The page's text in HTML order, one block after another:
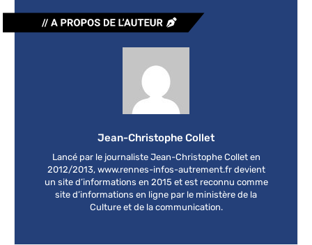
Jean-Christophe Collet
Lancé par le journaliste Jean-Christophe Collet en
2012/2013, www.rennes-infos-autrement.fr devient
un site d’informations en 2015 et est reconnu comme
site d’informations en ligne par le ministère de la
Culture et de la communication.